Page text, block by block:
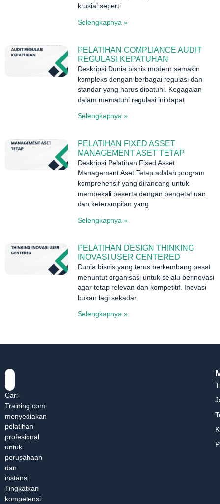
krusial seperti
Selengkapnya »
PELATIHAN COMPLIANCE AUDIT
REGULASI KEPATUHAN
Deskripsi Dunia bisnis modern semakin
kompleks dengan berbagai regulasi dan
standar yang harus dipatuhi. Kegagalan
dalam mematuhi regulasi ini dapat
Selengkapnya »
PELATIHAN FIXED ASSET
MANAGEMENT ASET TETAP
Deskripsi Pelatihan Fixed Asset
Management Aset Tetap adalah program
komprehensif yang dirancang untuk
membekali peserta dengan pengetahuan
dan keterampilan yang
Selengkapnya »
PELATIHAN DESIGN THINKING
INOVASI USER CENTERED
Dunia bisnis yang terus berkembang pesat
menuntut organisasi untuk selalu berinovasi
agar tetap relevan dan kompetitif. Inovasi
bukan lagi sekadar
Selengkapnya »
Cari-
Training.com
menyediakan
pelatihan
profesional
untuk
perusahaan
dan
instansi.
Tingkatkan
kompetensi